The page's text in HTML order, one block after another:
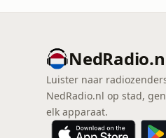
Luister naar
NedRadio.nl op stad,
elk apparaat.